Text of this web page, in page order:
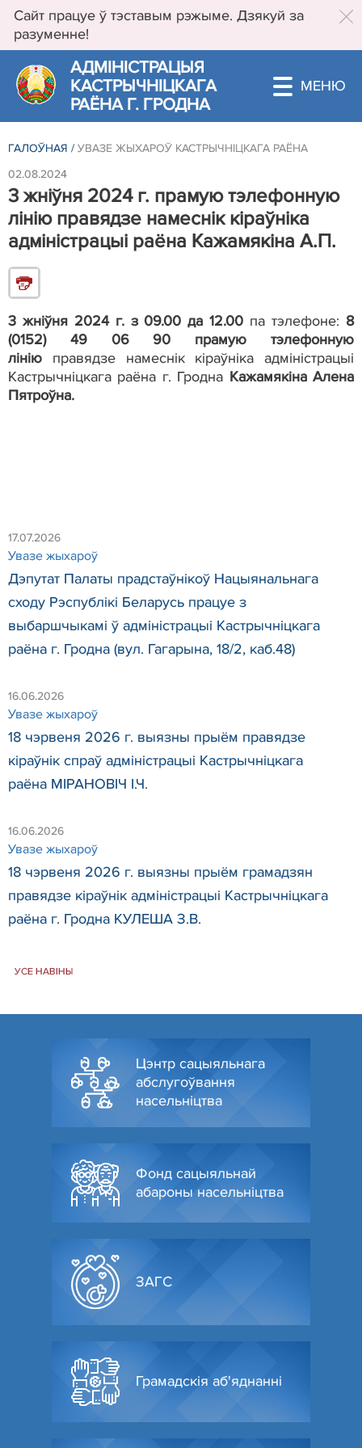
Сайт працуе ў тэставым рэжыме. Дзякуй за
разуменне!
АДМIНIСТРАЦЫЯ
КАСТРЫЧНIЦКАГА
РАЁНА Г. ГРОДНА
ГАЛОЎНАЯ / УВАЗЕ ЖЫХАРОЎ КАСТРЫЧНІЦКАГА РАЁНА
02.08.2024
3 жніўня 2024 г. прамую тэлефонную
лінію правядзе намеснік кіраўніка
адміністрацыі раёна Кажамякіна А.П.
3 жніўня 2024 г. з 09.00 да 12.00 па тэлефоне: 8
(0152) 49 06 90 прамую тэлефонную
лінію правядзе намеснік кіраўніка адміністрацыі
Кастрычніцкага раёна г. Гродна Кажамякіна Алена
Пятроўна.
17.07.2026
Увазе жыхароў
Дэпутат Палаты прадстаўнікоў Нацыянальнага
сходу Рэспублікі Беларусь працуе з
выбаршчыкамі ў адміністрацыі Кастрычніцкага
раёна г. Гродна (вул. Гагарына, 18/2, каб.48)
16.06.2026
Увазе жыхароў
18 чэрвеня 2026 г. выязны прыём правядзе
кіраўнік спраў адміністрацыі Кастрычніцкага
раёна МІРАНОВІЧ І.Ч.
16.06.2026
Увазе жыхароў
18 чэрвеня 2026 г. выязны прыём грамадзян
правядзе кіраўнік адміністрацыі Кастрычніцкага
раёна г. Гродна КУЛЕША З.В.
УСЕ НАВІНЫ
Цэнтр сацыяльнага
абслугоўвання
насельніцтва
Фонд сацыяльнай
абароны насельніцтва
ЗАГС
Грамадскія аб'яднанні